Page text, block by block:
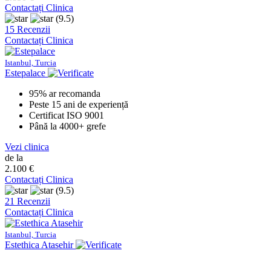
Contactați Clinica
(9.5)
15 Recenzii
Contactați Clinica
Istanbul, Turcia
Estepalace
95% ar recomanda
Peste 15 ani de experiență
Certificat ISO 9001
Până la 4000+ grefe
Vezi clinica
de la
2.100 €
Contactați Clinica
(9.5)
21 Recenzii
Contactați Clinica
Istanbul, Turcia
Estethica Atasehir